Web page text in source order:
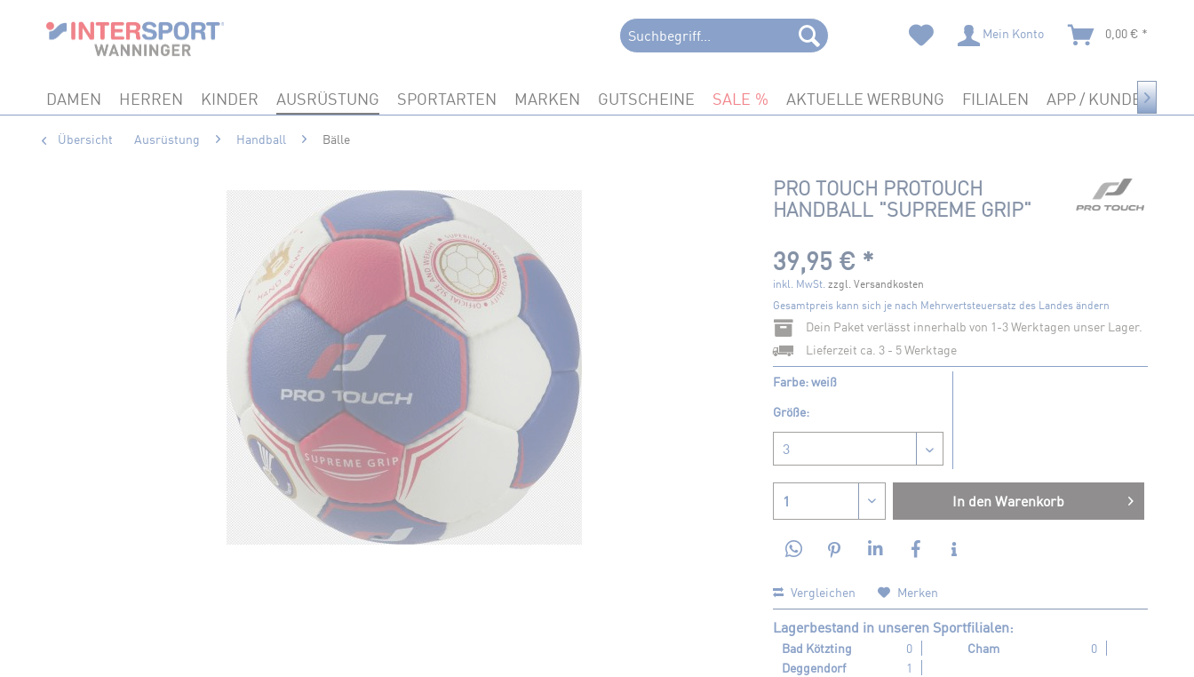
Mein Konto 0,00 € *
DAMEN HERREN KINDER AUSRÜSTUNG SPORTARTEN MARKEN GUTSCHEINE SALE AKTUELLE WERBUNG FILIALEN APP / 
Übersicht Ausrüstung Handball Bälle
PRO TOUCH PROTOUCH
HANDBALL "SUPREME GRIP"
39,95 € *
inkl. MwSt.zzgl. Versandkosten
Gesamtpreis kann sich je nach Mehrwertsteuersatz des Landes ändern
Dein Paket verlässt innerhalb von 1-3 Werktagen unser Lager.
Lieferzeit ca. 3 - 5 Werktage
Farbe: weiß
Größe:
In den Warenkorb
Vergleichen Merken
Lagerbestand in unseren Sportfilialen:
Bad Kötzting 0 Cham
0
Deggendorf
1